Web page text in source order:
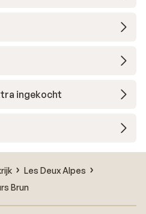
ingekocht
Les Deux Alpes
Brun